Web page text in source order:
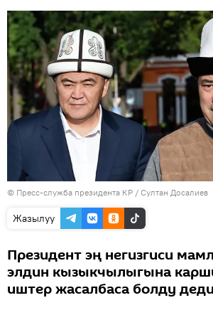
© Пресс-служба президента КР / Султан Досалиев
Жазылуу
Президент эң негизгиси
элдин кызыкчылыгына
иштер жасалбаса болду